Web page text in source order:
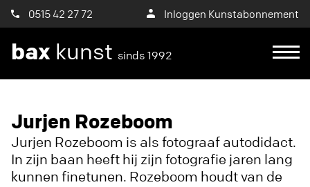
0515 42 27 72 Inloggen Kunstabonnement
bax kunst sinds 1992
Jurjen Rozeboom
Jurjen Rozeboom is als fotograaf autodidact.
In zijn baan heeft hij zijn fotografie jaren lang
kunnen finetunen. Rozeboom houdt van de